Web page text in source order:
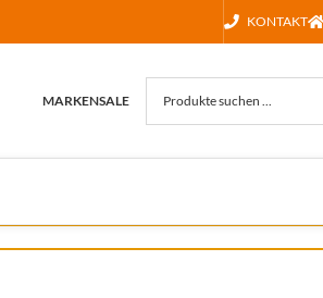
KONTAKT
MARKENSALE